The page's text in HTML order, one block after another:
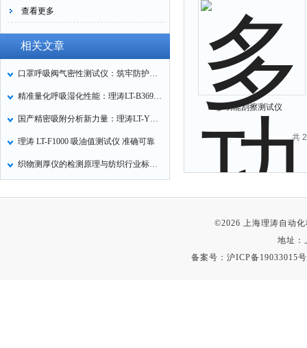
查看更多
相关文章
口罩呼吸阀气密性测试仪：筑牢防护口罩的质量关卡
精准量化呼吸湿化性能：理涛LT-B369湿化器数据采集装置技术解析
国产精密吸附分析新力量：理涛LT-Y019A全自动高压吸附仪的性能与应用解析
理涛 LT-F1000 吸油值测试仪 准确可靠
织物测厚仪的检测原理与纺织行业标准化应用
多功能刮擦测试仪
共
©2026 上海理涛自动
地址：
备案号： 沪ICP备19033015